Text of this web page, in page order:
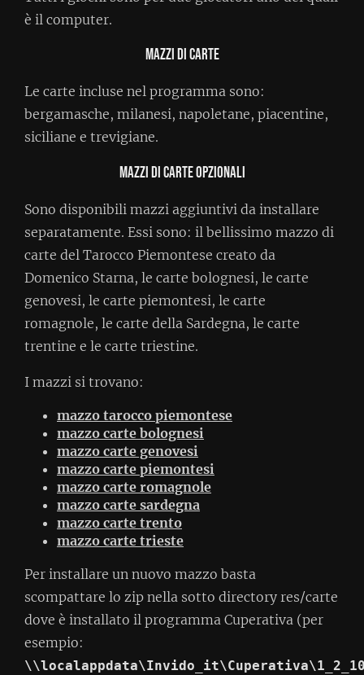
è il computer.
Mazzi di carte
Le carte incluse nel programma sono:
bergamasche, milanesi, napoletane, piacentine,
siciliane e trevigiane.
Mazzi di carte opzionali
Sono disponibili mazzi aggiuntivi da installare
separatamente. Essi sono: il bellissimo mazzo di
carte del Tarocco Piemontese creato da
Domenico Starna, le carte bolognesi, le carte
genovesi, le carte piemontesi, le carte
romagnole, le carte della Sardegna, le carte
trentine e le carte triestine.
I mazzi si trovano:
mazzo tarocco piemontese
mazzo carte bolognesi
mazzo carte genovesi
mazzo carte piemontesi
mazzo carte romagnole
mazzo carte sardegna
mazzo carte trento
mazzo carte trieste
Per installare un nuovo mazzo basta
scompattare lo zip nella sotto directory res/carte
dove è installato il programma Cuperativa (per
esempio: